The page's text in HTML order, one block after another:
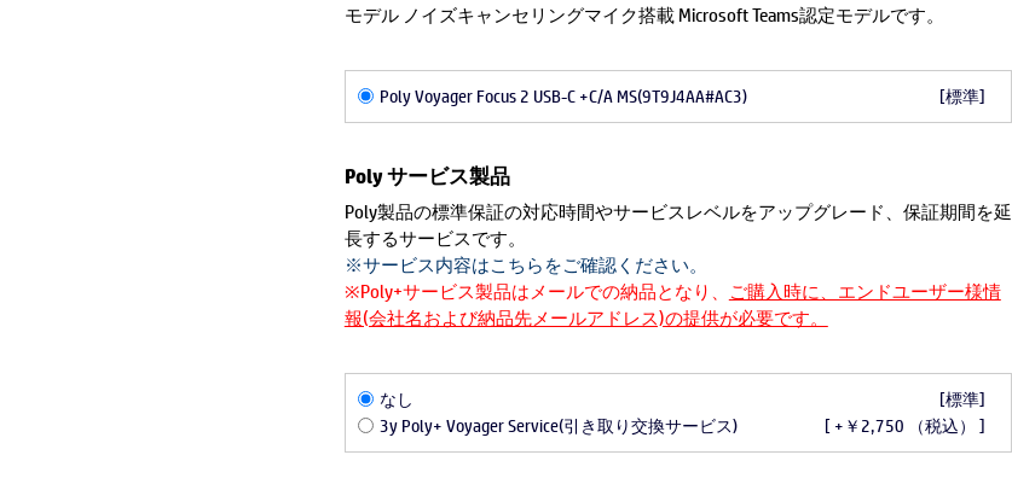
モデル ノイズキャンセリングマイク搭載 Microsoft Teams認定モデルです。
Poly Voyager Focus 2 USB-C +C/A MS(9T9J4AA#AC3) [標準]
Poly サービス製品
Poly製品の標準保証の対応時間やサービスレベルをアップグレード、保証期間を延
長するサービスです。
※サービス内容はこちらをご確認ください。
※Poly+サービス製品はメールでの納品となり、
ご購入時に、エンドユーザー様情
報(会社名および納品先メールアドレス)の提供が必要です。
なし
[標準]
3y Poly+ Voyager Service(引き取り交換サービス)
[ +￥2,750 （税込） ]